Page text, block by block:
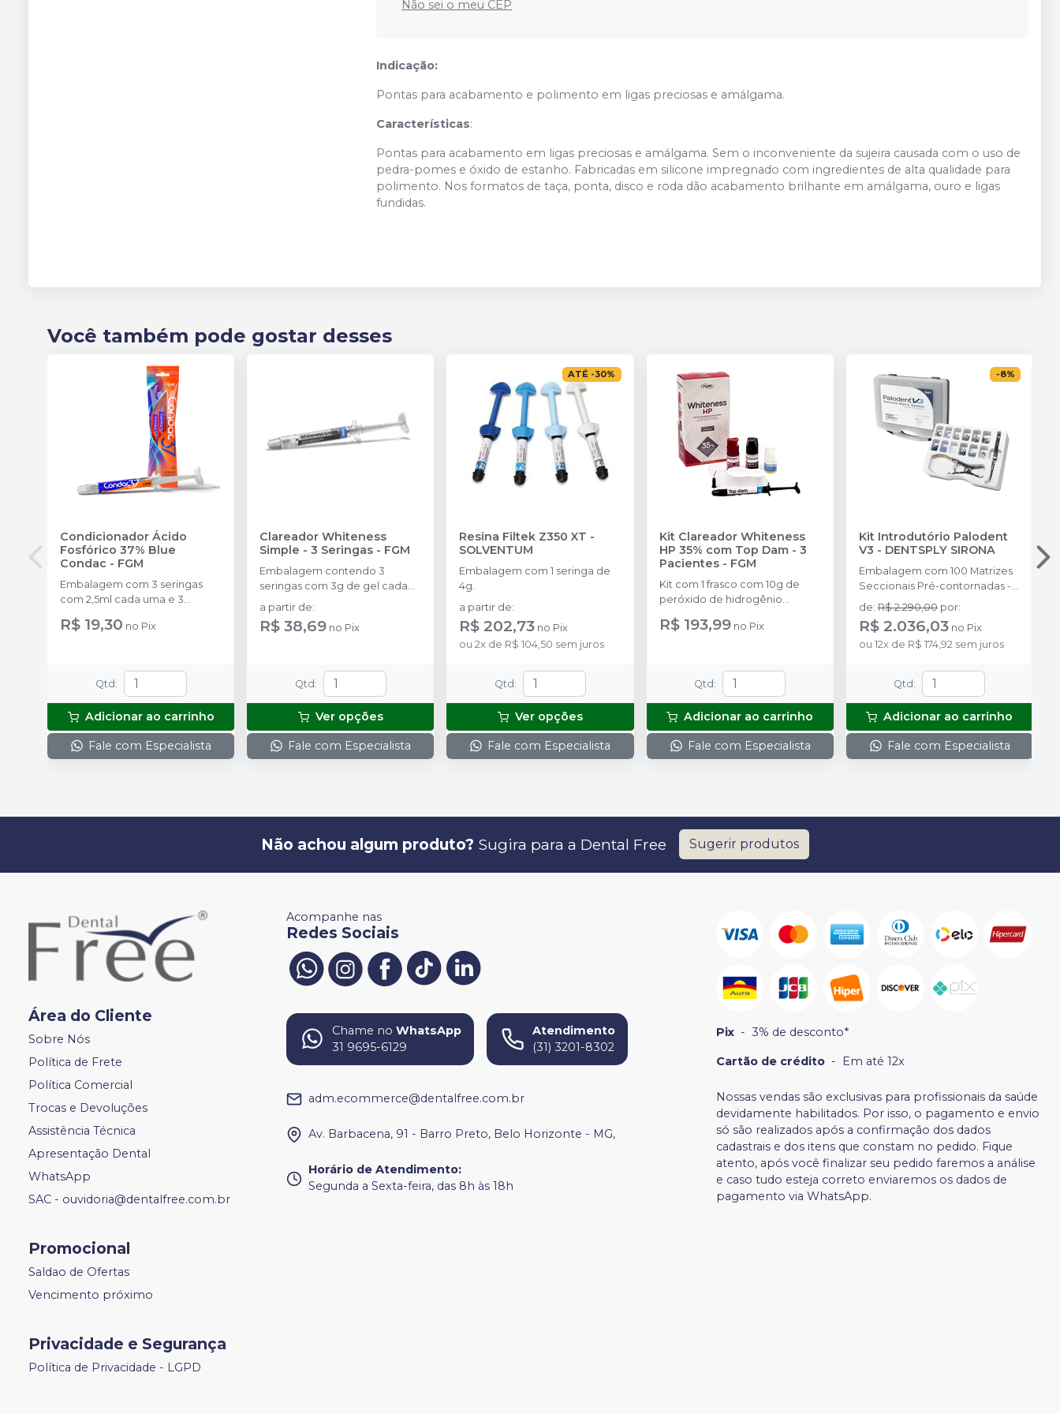
Não sei o meu CEP
Indicação:
Pontas para acabamento e polimento em ligas preciosas e amálgama.
Características:
Pontas para acabamento em ligas preciosas e amálgama. Sem o inconveniente da sujeira causada com o uso de
pedra-pomes e óxido de estanho. Fabricadas em silicone impregnado com ingredientes de alta qualidade para
polimento. Nos formatos de taça, ponta, disco e roda dão acabamento brilhante em amálgama, ouro e ligas
fundidas.
Você também pode gostar desses
Condicionador Ácido
Fosfórico 37% Blue
Condac - FGM
Embalagem com 3 seringas
com 2,5ml cada uma e 3
ponteiras para aplicação.
R$ 19,30 no Pix
Qtd :
Adicionar ao carrinho
Fale com Especialista
Clareador Whiteness
Simple - 3 Seringas - FGM
Embalagem contendo 3
seringas com 3g de gel cada
a partir de:
R$ 38,69 no Pix
Qtd :
Ver opções
Fale com Especialista
ATÉ -30%
Resina Filtek Z350 XT -
SOLVENTUM
Embalagem com 1 seringa de
4g.
a partir de:
R$ 202,73 no Pix
ou 2x de R$ 104,50 sem juros
Qtd :
Ver opções
Fale com Especialista
Kit Clareador Whiteness
HP 35% com Top Dam - 3
Pacientes- FGM
Kit com 1 frasco com 10g de
peróxido de hidrogênio
concentrado + 1 frasco com 5g
de espessante + 1 frasco com
espátula e uma placa para
preparo do gel e 1 Top Dam
com 2g.
R$ 193,99 no Pix
Qtd :
Adicionar ao carrinho
Fale com Especialista
-8%
Kit Introdutório Palodent
V3 - DENTSPLY SIRONA
Embalagem com 100 Matrizes
Seccionais Pré-contornadas -
25 de cada tamanho: 3.5mm,
4.5mm, 5.5mm, 6.5mm, 75
Cunhas Anatômicas - 25 de
cada tamanho: P, M, G 30
- 10 de cada tamanho: P, M, G, 1
Anel Universal; 1 Anel Pequeno;
1 Alicate (Fórceps); 1 Pinça
Auxiliar. (Pin Tweezer)
de:R$ 2.290,00 por:
R$ 2.036,03 no Pix
ou 12x de R$ 174,92 sem juros
Qtd :
Adicionar ao carrinho
Fale com Especialista
Não achou algum produto? Sugira para a Dental Free Sugerir produtos
Área do Cliente
Sobre Nós
Política de Frete
Política Comercial
Trocas e Devoluções
Assistência Técnica
Apresentação Dental
WhatsApp
SAC - ouvidoria@dentalfree.com.br
Promocional
Saldao de Ofertas
Vencimento próximo
Privacidade e Segurança
Política de Privacidade - LGPD
Acompanhe nas
Redes Sociais
Chame no WhatsApp
31 9695-6129
Atendimento
(31) 3201-8302
adm.ecommerce@dentalfree.com.br
Av. Barbacena, 91 - Barro Preto, Belo Horizonte - MG,
Horário de Atendimento:
Segunda a Sexta-feira, das 8h às 18h
Pix - 3% de desconto*
Cartão de crédito - Em até 12x
Nossas vendas são exclusivas para profissionais da saúde
devidamente habilitados. Por isso, o pagamento e envio
só são realizados após a confirmação dos dados
cadastrais e dos itens que constam no pedido. Fique
atento, após você finalizar seu pedido faremos a análise
e caso tudo esteja correto enviaremos os dados de
pagamento via WhatsApp.